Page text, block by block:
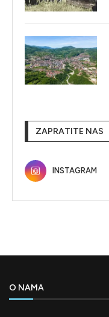
ZAPRATITE NAS
INSTAGRAM
O NAMA